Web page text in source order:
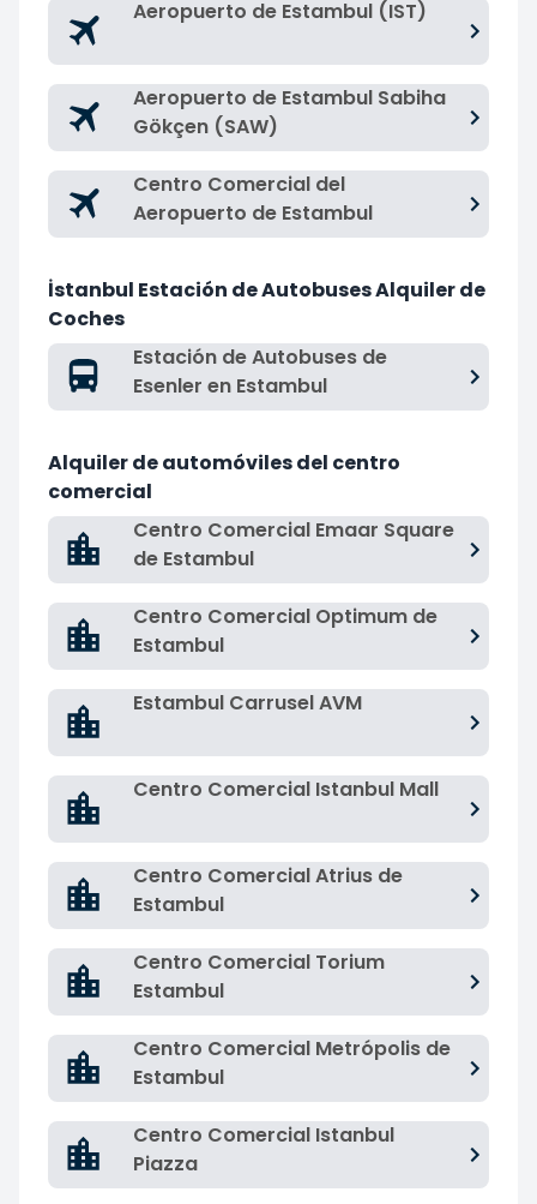
Aeropuerto de Estambul (IST)
Aeropuerto de Estambul Sabiha
Gökçen (SAW)
Centro Comercial del
Aeropuerto de Estambul
İstanbul Estación de Autobuses Alquiler de
Coches
Estación de Autobuses de
Esenler en Estambul
Alquiler de automóviles del centro
comercial
Centro Comercial Emaar Square
de Estambul
Centro Comercial Optimum de
Estambul
Estambul Carrusel AVM
Centro Comercial Istanbul Mall
Centro Comercial Atrius de
Estambul
Centro Comercial Torium
Estambul
Centro Comercial Metrópolis de
Estambul
Centro Comercial Istanbul
Piazza